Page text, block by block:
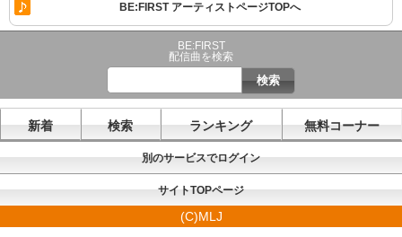
BE:FIRST アーティストページTOPへ
BE:FIRST
配信曲を検索
新着 検索 ランキング 無料コーナー
別のサービスでログイン
サイトTOPページ
(C)MLJ